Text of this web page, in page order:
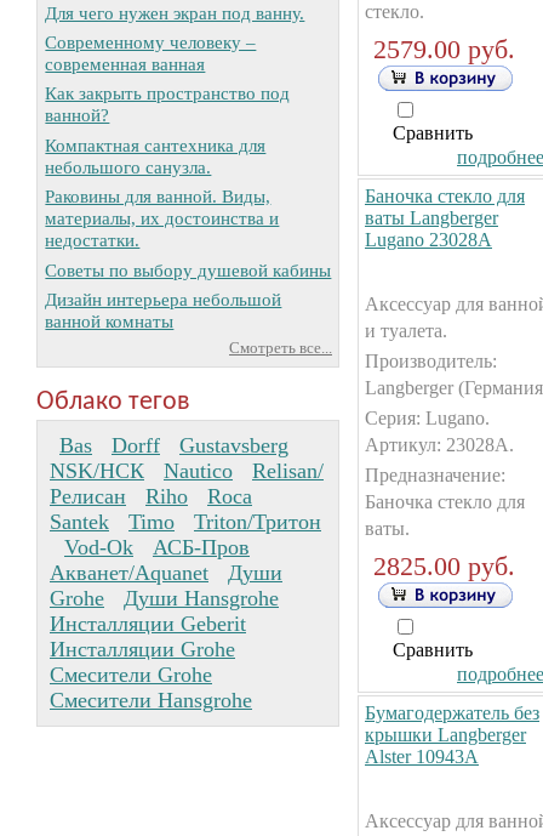
Для чего нужен экран под ванну.
Современному человеку –
современная ванная
Как закрыть пространство под
ванной?
Компактная сантехника для
небольшого санузла.
Раковины для ванной. Виды,
материалы, их достоинства и
недостатки.
Советы по выбору душевой кабины
Дизайн интерьера небольшой
ванной комнаты
Смотреть все...
Облако тегов
Bas Dorff
Gustavsberg
NSK/НСК
Nautico
Relisan/
Релисан
Riho
Roca
Santek
Timo
Triton/Тритон
Vod-Ok
АСБ-Пров
Акванет/Aquanet
Души
Grohe
Души Hansgrohe
Инсталляции Geberit
Инсталляции Grohe
Смесители Grohe
Смесители Hansgrohe
стекло.
2579.00 руб.
Сравнить
Баночка стекло для
ваты Langberger
Lugano 23028А
Аксессуар для
и туалета.
Производитель:
Langberger
Серия: Lugano.
Артикул: 23028А.
Предназначение:
Баночка стекло для
ваты.
2825.00 руб.
Сравнить
Бумагодержатель без
крышки Langberger
Alster 10943А
Аксессуар для